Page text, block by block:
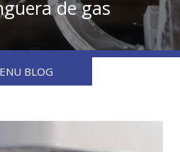
de gas
BLOG